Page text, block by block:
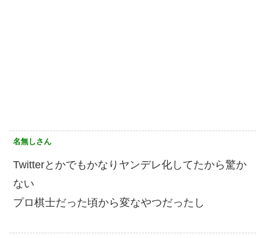
名無しさん
Twitterとかでもかなりヤンデレ化してたから驚か
ない
プロ棋士だった頃から変なやつだったし